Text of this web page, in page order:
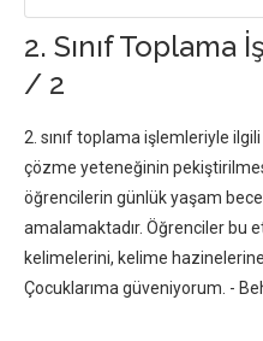
2. Sınıf
/ 2
2. sınıf toplama işlemleriyle
çözme yeteneğinin
öğrencilerin günlük yaşam
amalamaktadır. Öğrenciler bu
kelimelerini, kelime hazinelerine
Çocuklarıma güveniyorum. -